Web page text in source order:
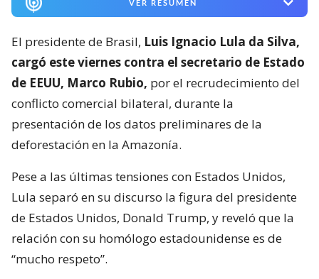
VER RESUMEN
El presidente de Brasil, Luis Ignacio Lula da Silva,
cargó este viernes contra el secretario de Estado
de EEUU, Marco Rubio, por el recrudecimiento del
conflicto comercial bilateral, durante la
presentación de los datos preliminares de la
deforestación en la Amazonía.
Pese a las últimas tensiones con Estados Unidos,
Lula separó en su discurso la figura del presidente
de Estados Unidos, Donald Trump, y reveló que la
relación con su homólogo estadounidense es de
“mucho respeto”.